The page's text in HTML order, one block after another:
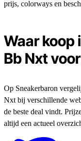
prijs, colorways en
Waar koop
Bb Nxt
Op Sneakerbaron
Nxt bij verschillende
de beste deal vindt.
altijd een actueel